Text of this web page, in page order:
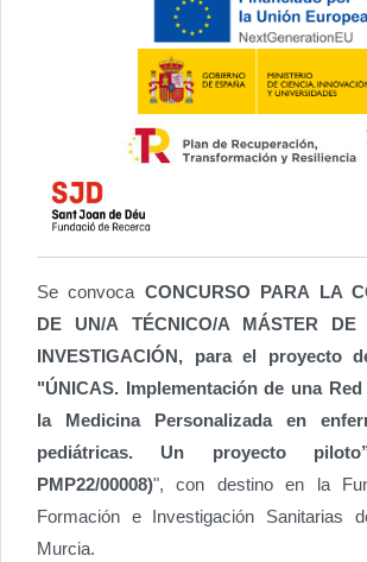
Se convoca CONCURSO PARA LA
DE UN/A TÉCNICO/A MÁSTER
INVESTIGACIÓN, para el proyecto
"ÚNICAS. Implementación de una
la Medicina Personalizada en
pediátricas. Un proyecto
PMP22/00008)", con destino en la
Formación e Investigación Sanitarias
Murcia.